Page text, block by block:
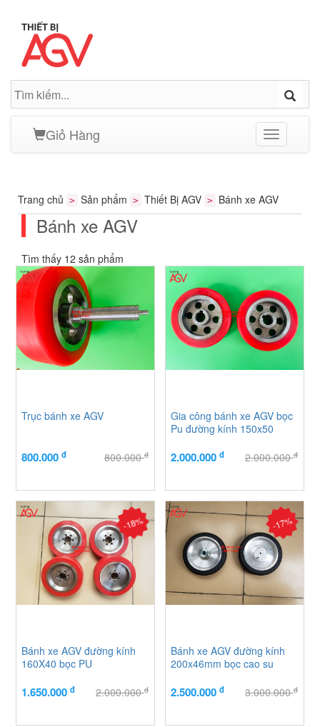
Toggle
navigation
Giỏ Hàng
Trang chủ > Sản phẩm > Thiết Bị AGV > Bánh xe AGV
Bánh xe AGV
Tìm thấy 12 sản phẩm
Trục bánh xe AGV
800.000 đ 800.000đ
Gia công bánh xe AGV bọc
Pu đường kính 150x50
2.000.000 đ 2.000.000đ
-18%
Bánh xe AGV đường kính
160X40 bọc PU
1.650.000 đ 2.000.000đ
-17%
Bánh xe AGV đường kính
200x46mm bọc cao su
2.500.000 đ 3.000.000đ